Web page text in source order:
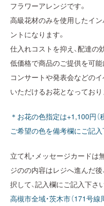
フラワーアレンジです。
高級花材のみを使用したイ
ントになります。
仕入れコストを抑え、配達の
低価格で商品のご提供を可能
コンサートや発表会などの
いただけるお花となっており
＊お花の色指定は+1,100円（
ご希望の色を備考欄にご記入
立て札・メッセージカードは
ジのの内容はレジへ進んだ後
択して、記入欄にご記入下さい
高槻市全域・茨木市（171号線